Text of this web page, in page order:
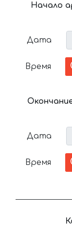
Начало
Дата
Время
Дата
Время